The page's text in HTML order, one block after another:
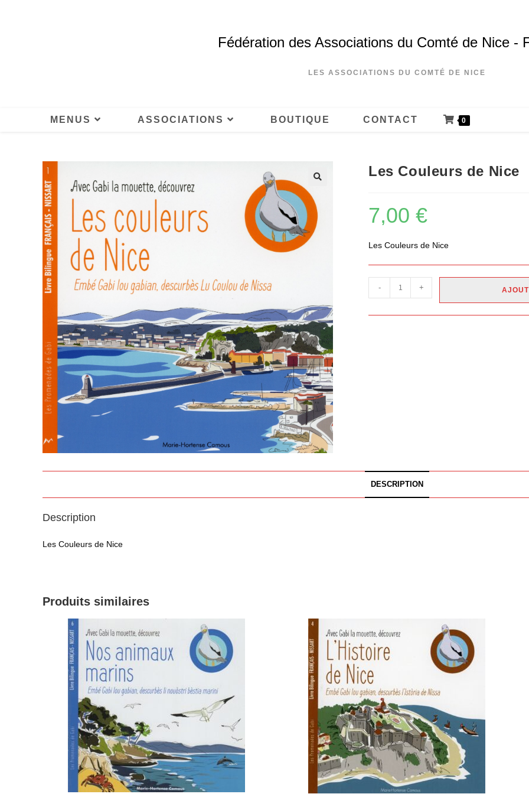
Fédération des Associations du Comté de Nice -
LES ASSOCIATIONS DU COMTÉ DE NICE
MENUS ASSOCIATIONS BOUTIQUE CONTACT 0
Les Couleurs de Nice
7,00 €
Les Couleurs de Nice
- +
DESCRIPTION
Description
Les Couleurs de Nice
Produits similaires